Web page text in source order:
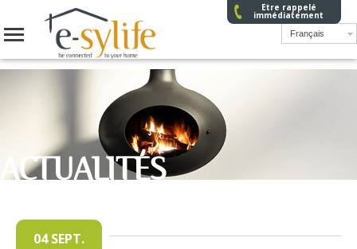
Etre rappelé
immédiatement
Français
ACTUALITÉS
04 SEPT.